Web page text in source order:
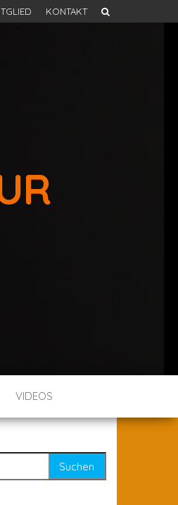
KONTAKT
VIDEOS